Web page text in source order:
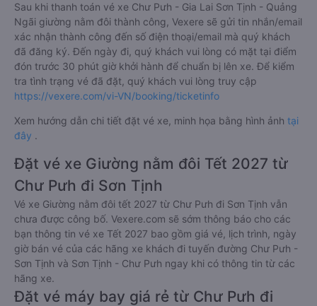
Sau khi thanh toán vé xe Chư Pưh - Gia Lai Sơn Tịnh - Quảng
Ngãi giường nằm đôi thành công, Vexere sẽ gửi tin nhắn/email
xác nhận thành công đến số điện thoại/email mà quý khách
đã đăng ký. Đến ngày đi, quý khách vui lòng có mặt tại điểm
đón trước 30 phút giờ khởi hành để chuẩn bị lên xe. Để kiểm
tra tình trạng vé đã đặt, quý khách vui lòng truy cập
https://vexere.com/vi-VN/booking/ticketinfo
Xem hướng dẫn chi tiết đặt vé xe, minh họa bằng hình ảnh tại
đây .
Đặt vé xe Giường nằm đôi Tết 2027 từ
Chư Pưh đi Sơn Tịnh
Vé xe Giường nằm đôi tết 2027 từ Chư Pưh đi Sơn Tịnh vẫn
chưa được công bố. Vexere.com sẽ sớm thông báo cho các
bạn thông tin vé xe Tết 2027 bao gồm giá vé, lịch trình, ngày
giờ bán vé của các hãng xe khách đi tuyến đường Chư Pưh -
Sơn Tịnh và Sơn Tịnh - Chư Pưh ngay khi có thông tin từ các
hãng xe.
Đặt vé máy bay giá rẻ từ Chư Pưh đi